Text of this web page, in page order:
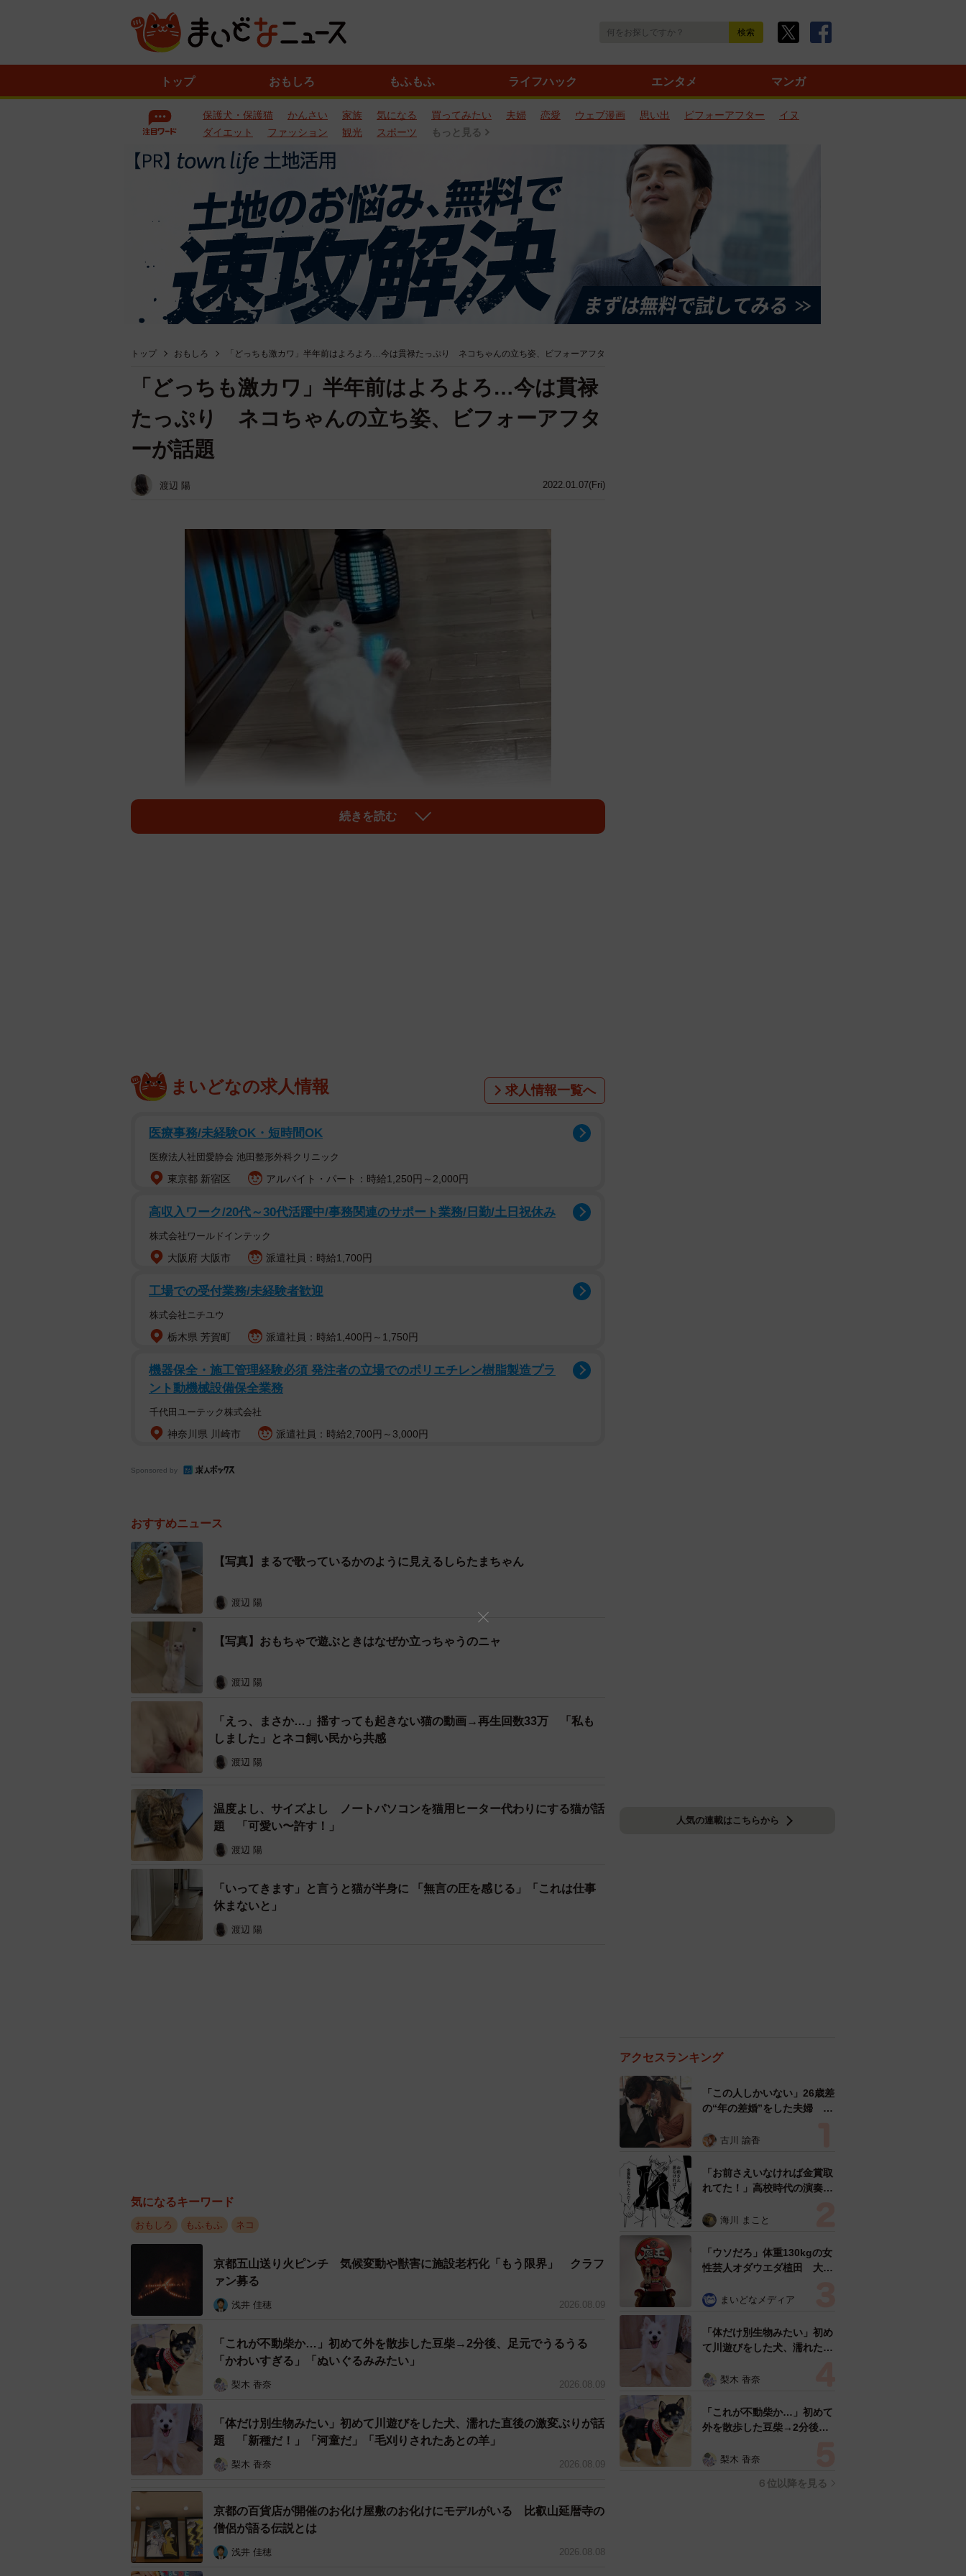
トップ おもしろ もふもふ ライフハック エンタメ マンガ
保護犬・保護猫 かんさい 家族 気になる 買ってみたい 夫婦 恋愛 ウェブ漫画 思い出 ビフォーアフター
イヌ
ダイエット
ファッション 観光 スポーツ もっと見る
トップ おもしろ 「どっちも激カワ」半年前はよろよろ…今は貫禄たっぷり ネコちゃんの立ち姿、ビフォーアフタ
2022.01.07(Fri)
「どっちも激カワ」半年前はよろよろ…今は貫禄
たっぷり ネコちゃんの立ち姿、ビフォーアフタ
ーが話題
渡辺 陽
「リンボーダンスするかと思いきや……ホンマ、可愛い(*´`)♡」
「これは何をしていて、この格好に？可愛すぎます」
「半年もかかって、ようやく上体を起こせたのか。可愛いなー」
「半年前、マトリックスしてる。かわいすぎ」
「どっちのしらたまちゃんも激カワです」
んに聞いてみました。
ーーしらたまちゃん、後ろにのけぞりそうになっていますが、生後何ヶ月の時ですか？ちゃ
んと立てるようになったのは1歳くらいでしょうか。
「子猫の写真は生後2ヶ月、今の写真は生後9ヶ月です。今でもたまに後ろにのけ反ってしま
う時があります」
ーーだんだん体幹がしっかりしてきたのでしょうか。
「たまに後ろにのけ反ってしまうことがありますが、小さい時よりは体幹がしっかりしてき
たのかもしれません」
←半年前 →今
pic.twitter.com/nIwVaNfXFk
— 月としらたま (@wataneko_tsuki)December 21, 2021
ーー子猫の時、よろめいて転けてしまうことはありましたか？
続きを読む
まいどなの求人情報 求人情報一覧へ
医療事務/未経験OK・短時間OK
医療法人社団愛静会 池田整形外科クリニック
東京都 新宿区 アルバイト・パート：時給1,250円～2,000円
高収入ワーク/20代～30代活躍中/事務関連のサポート業務/日勤/土日祝休み
株式会社ワールドインテック
大阪府 大阪市 派遣社員：時給1,700円
工場での受付業務/未経験者歓迎
株式会社ニチユウ
栃木県 芳賀町 派遣社員：時給1,400円～1,750円
機器保全・施工管理経験必須 発注者の立場でのポリエチレン樹脂製造プラ
ント動機械設備保全業務
千代田ユーテック株式会社
神奈川県 川崎市 派遣社員：時給2,700円～3,000円
Sponsored by
おすすめニュース
【写真】まるで歌っているかのように見えるしらたまちゃん
渡辺 陽
【写真】おもちゃで遊ぶときはなぜか立っちゃうのニャ
渡辺 陽
「えっ、まさか…」揺すっても起きない猫の動画→再生回数33万 「私も
しました」とネコ飼い民から共感
渡辺 陽
温度よし、サイズよし ノートパソコンを猫用ヒーター代わりにする猫が話
題 「可愛い〜許す！」
渡辺 陽
「いってきます」と言うと猫が半身に 「無言の圧を感じる」「これは仕事
休まないと」
渡辺 陽
気になるキーワード
おもしろ もふもふ ネコ
京都五山送り火ピンチ 気候変動や獣害に施設老朽化「もう限界」 クラフ
ァン募る
浅井 佳穂 2026.08.09
「これが不動柴か…」初めて外を散歩した豆柴→2分後、足元でうるうる
「かわいすぎる」「ぬいぐるみみたい」
梨木 香奈 2026.08.09
「体だけ別生物みたい」初めて川遊びをした犬、濡れた直後の激変ぶりが話
題 「新種だ！」「河童だ」「毛刈りされたあとの羊」
梨木 香奈 2026.08.09
京都の百貨店が開催のお化け屋敷のお化けにモデルがいる 比叡山延暦寺の
僧侶が語る伝説とは
浅井 佳穂 2026.08.08
人気の連載はこちらから
アクセスランキング
「この人しかいない」26歳差
の“年の差婚”をした夫婦 出
た？ 今の思いを聞いた
古川 諭香
「お前さえいなければ金賞取
れてた！」高校時代の演奏会
生は楽器修理職人に 10年後
ぬ申し出【漫画】
海川 まこと
「ウソだろ」体重130kgの女
性芸人オダウエダ植田 大学
で」 まいどなメディア
「体だけ別生物みたい」初め
て川遊びをした犬、濡れた直
だ！」「河童だ」「毛刈りさ
梨木 香奈
「これが不動柴か…」初めて
外を散歩した豆柴→2分後、
ぎる」「ぬいぐるみみたい」
梨木 香奈
６位以降を見る